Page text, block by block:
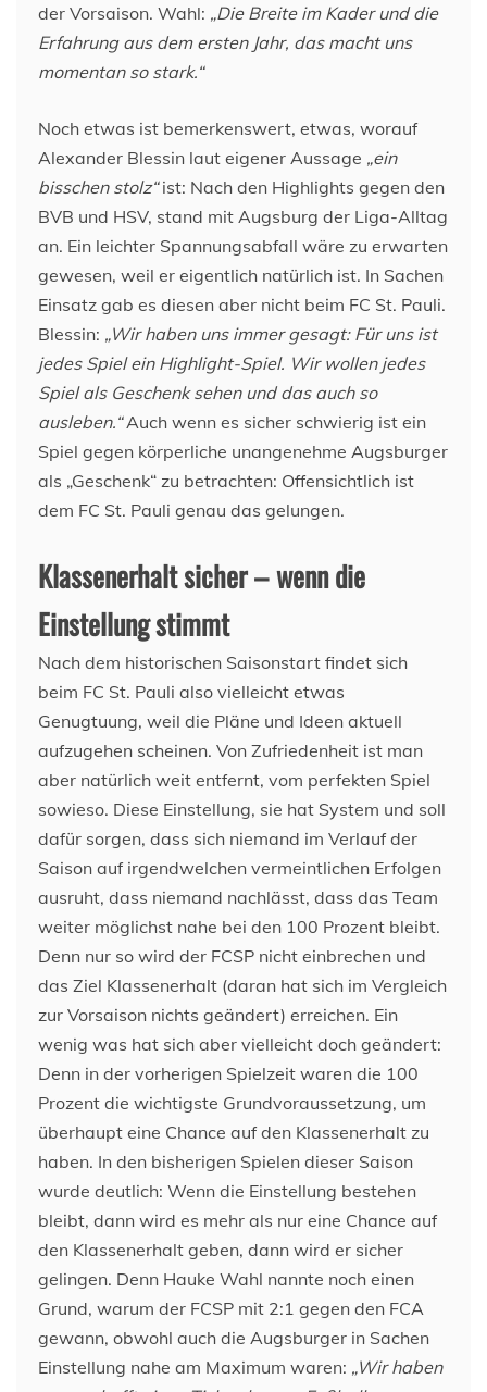
der Vorsaison. Wahl: „Die Breite im Kader und die
Erfahrung aus dem ersten Jahr, das macht uns
momentan so stark.“
Noch etwas ist bemerkenswert, etwas, worauf
Alexander Blessin laut eigener Aussage „ein
bisschen stolz“ist: Nach den Highlights gegen den
BVB und HSV, stand mit Augsburg der Liga-Alltag
an. Ein leichter Spannungsabfall wäre zu erwarten
gewesen, weil er eigentlich natürlich ist. In Sachen
Einsatz gab es diesen aber nicht beim FC St. Pauli.
Blessin: „Wir haben uns immer gesagt: Für uns ist
jedes Spiel ein Highlight-Spiel. Wir wollen jedes
Spiel als Geschenk sehen und das auch so
ausleben.“Auch wenn es sicher schwierig ist ein
Spiel gegen körperliche unangenehme Augsburger
als „Geschenk“ zu betrachten: Offensichtlich ist
dem FC St. Pauli genau das gelungen.
Klassenerhalt sicher – wenn die
Einstellung stimmt
Nach dem historischen Saisonstart findet sich
beim FC St. Pauli also vielleicht etwas
Genugtuung, weil die Pläne und Ideen aktuell
aufzugehen scheinen. Von Zufriedenheit ist man
aber natürlich weit entfernt, vom perfekten Spiel
sowieso. Diese Einstellung, sie hat System und soll
dafür sorgen, dass sich niemand im Verlauf der
Saison auf irgendwelchen vermeintlichen Erfolgen
ausruht, dass niemand nachlässt, dass das Team
weiter möglichst nahe bei den 100 Prozent bleibt.
Denn nur so wird der FCSP nicht einbrechen und
das Ziel Klassenerhalt (daran hat sich im Vergleich
zur Vorsaison nichts geändert) erreichen. Ein
wenig was hat sich aber vielleicht doch geändert:
Denn in der vorherigen Spielzeit waren die 100
Prozent die wichtigste Grundvoraussetzung, um
überhaupt eine Chance auf den Klassenerhalt zu
haben. In den bisherigen Spielen dieser Saison
wurde deutlich: Wenn die Einstellung bestehen
bleibt, dann wird es mehr als nur eine Chance auf
den Klassenerhalt geben, dann wird er sicher
gelingen. Denn Hauke Wahl nannte noch einen
Grund, warum der FCSP mit 2:1 gegen den FCA
gewann, obwohl auch die Augsburger in Sachen
Einstellung nahe am Maximum waren: „Wir haben